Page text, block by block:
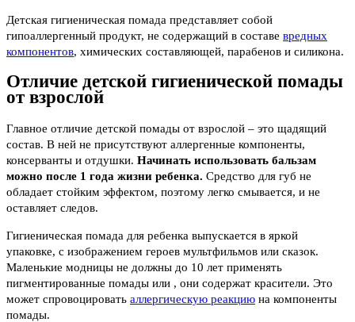
Детская гигиеническая помада представляет собой
гипоаллергенный продукт, не содержащий в составе вредных
компонентов, химических составляющей, парабенов и силикона.
Отличие детской гигиенической помады
от взрослой
Главное отличие детской помады от взрослой – это щадящий
состав. В ней не присутствуют аллергенные компоненты,
консерванты и отдушки. Начинать использовать бальзам
можно после 1 года жизни ребенка. Средство для губ не
обладает стойким эффектом, поэтому легко смывается, и не
оставляет следов.
Гигиеническая помада для ребенка выпускается в яркой
упаковке, с изображением героев мультфильмов или сказок.
Маленькие модницы не должны до 10 лет применять
пигментированные помады или , они содержат красители. Это
может спровоцировать аллергическую реакцию на компоненты
помады.